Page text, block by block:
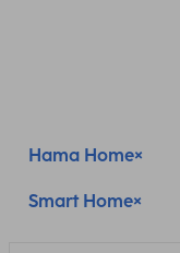
Hama Home
Smart Home